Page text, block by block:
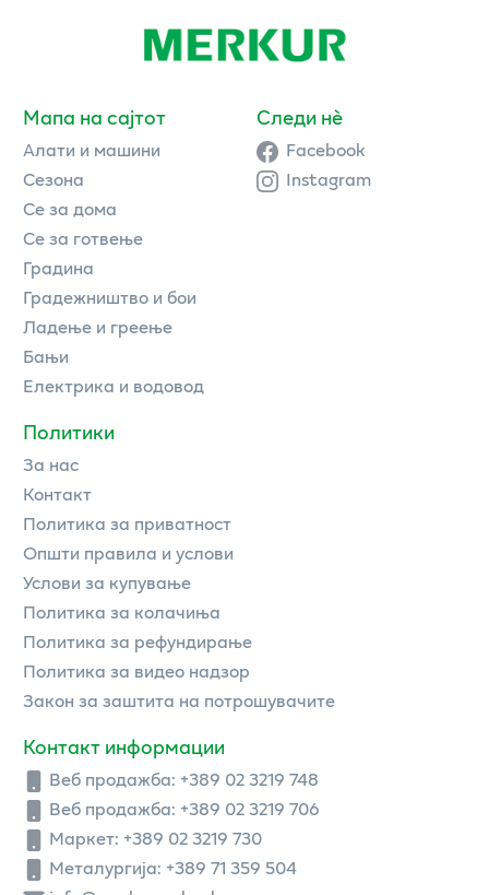
Мапа на сајтот
Алати и машини
Сезона
Се за дома
Се за готвење
Градина
Градежништво и бои
Ладење и греење
Бањи
Електрика и водовод
Политики
За нас
Контакт
Политика за приватност
Општи правила и услови
Услови за купување
Политика за колачиња
Политика за рефундирање
Политика за видео надзор
Закон за заштита на потрошувачите
Контакт информации
Веб продажба: +389 02 3219 748
Веб продажба: +389 02 3219 706
Маркет: +389 02 3219 730
Металургија: +389 71 359 504
Следи нè
Facebook
Instagram